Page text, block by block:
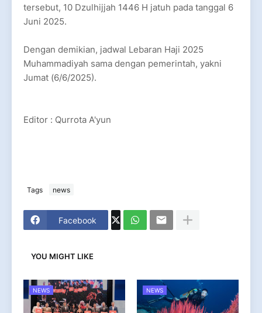
tersebut, 10 Dzulhijjah 1446 H jatuh pada tanggal 6
Juni 2025.
Dengan demikian, jadwal Lebaran Haji 2025
Muhammadiyah sama dengan pemerintah, yakni
Jumat (6/6/2025).
Editor : Qurrota A'yun
Tags news
Facebook
YOU MIGHT LIKE
NEWS NEWS